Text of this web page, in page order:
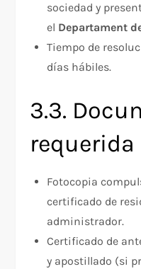
sociedad y
el Departament
Tiempo de
días hábiles.
3.3.
requerida
Fotocopia
certificado de
administrador.
Certificado de
y apostillado (si